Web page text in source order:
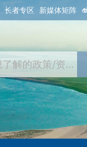
长者专区 新媒体矩阵